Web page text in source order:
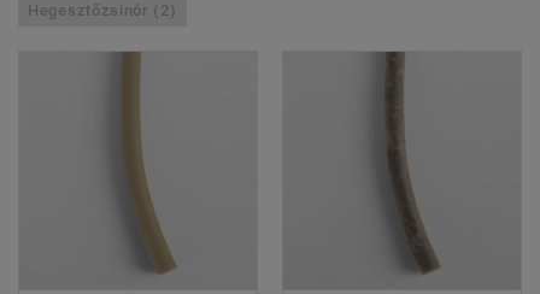
Hegesztőzsinór (2)